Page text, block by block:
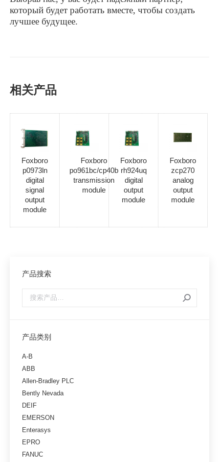
который будет работать вместе, чтобы создать
лучшее будущее.
相关产品
Foxboro
p0973ln
digital
signal
output
module
Foxboro
po961bc/cp40b
transmission
module
Foxboro
rh924uq
digital
output
module
Foxboro
zcp270
analog
output
module
产品搜索
产品类别
A-B
ABB
Allen-Bradley PLC
Bently Nevada
DEIF
EMERSON
Enterasys
EPRO
FANUC